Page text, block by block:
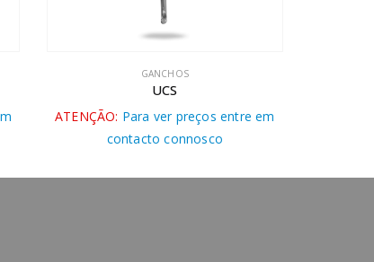
GANCHOS
UCS
ATENÇÃO:Para ver preços entre em
contacto connosco